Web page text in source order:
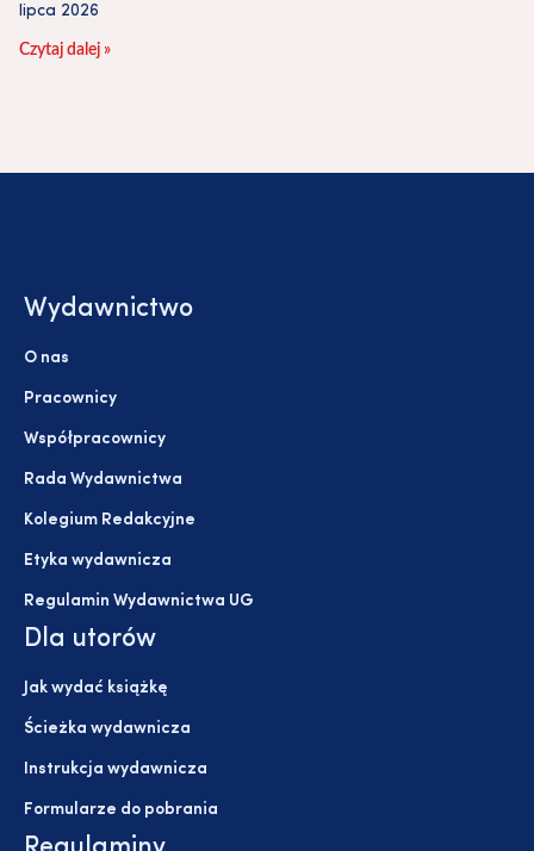
lipca 2026
Czytaj dalej »
Wydawnictwo
O nas
Pracownicy
Współpracownicy
Rada Wydawnictwa
Kolegium Redakcyjne
Etyka wydawnicza
Regulamin Wydawnictwa UG
Dla utorów
Jak wydać książkę
Ścieżka wydawnicza
Instrukcja wydawnicza
Formularze do pobrania